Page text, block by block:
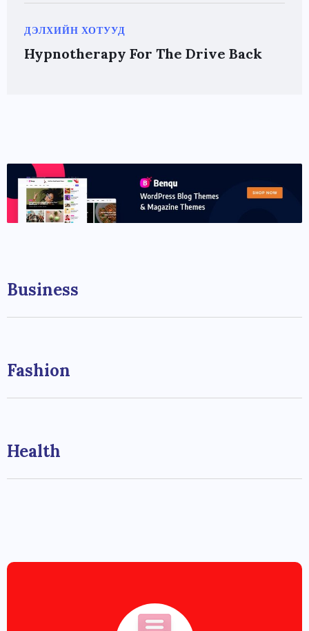
ДЭЛХИЙН ХОТУУД
Hypnotherapy For The Drive Back
Business
Fashion
Health